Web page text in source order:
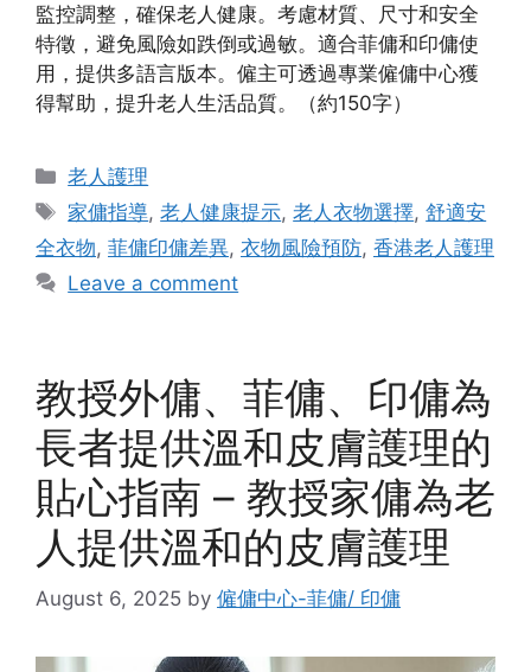
監控調整，確保老人健康。考慮材質、尺寸和安全
特徵，避免風險如跌倒或過敏。適合菲傭和印傭使
用，提供多語言版本。僱主可透過專業僱傭中心獲
得幫助，提升老人生活品質。（約150字）
Categories
老人護理
Tags
家傭指導,老人健康提示,老人衣物選擇,舒適安
全衣物, 菲傭印傭差異, 衣物風險預防, 香港老人護理
Leave a comment
教授外傭、菲傭、印傭為
長者提供溫和皮膚護理的
貼心指南 – 教授家傭為老
人提供溫和的皮膚護理
August 6, 2025 by 僱傭中心-菲傭/ 印傭